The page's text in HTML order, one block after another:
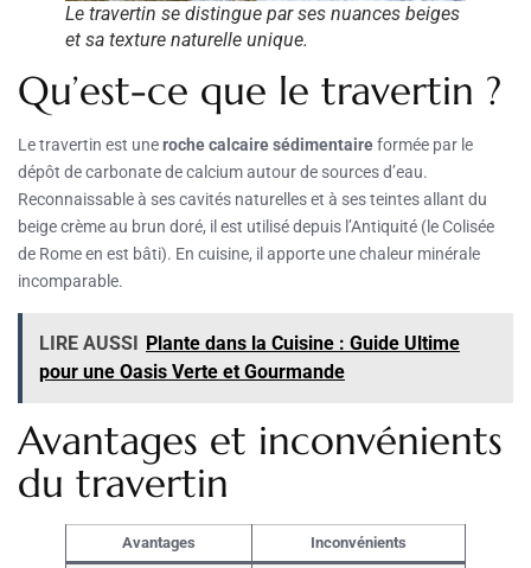
Le travertin se distingue par ses nuances beiges
et sa texture naturelle unique.
Qu’est-ce que le travertin ?
Le travertin est uneroche calcaire sédimentaireformée par le
dépôt de carbonate de calcium autour de sources d’eau.
Reconnaissable à ses cavités naturelles et à ses teintes allant du
beige crème au brun doré, il est utilisé depuis l’Antiquité (le Colisée
de Rome en est bâti). En cuisine, il apporte une chaleur minérale
incomparable.
LIRE AUSSI Plante dans la Cuisine : Guide Ultime
pour une Oasis Verte et Gourmande
Avantages et inconvénients
du travertin
Avantages Inconvénients